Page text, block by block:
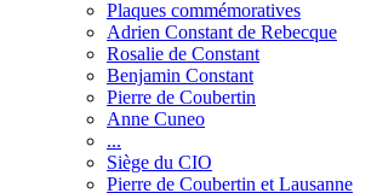
Plaques commémoratives
Adrien Constant de Rebecque
Rosalie de Constant
Benjamin Constant
Pierre de Coubertin
Anne Cuneo
...
Siège du CIO
Pierre de Coubertin et Lausanne